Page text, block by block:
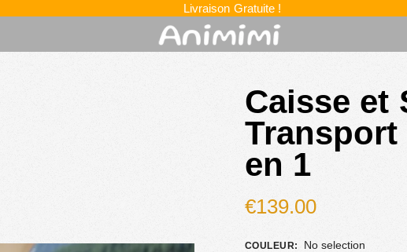
Livraison Gratuite !
Caisse et
Transport
en 1
€139.00
COULEUR: No selection